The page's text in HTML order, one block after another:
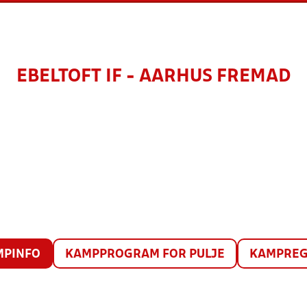
EBELTOFT IF - AARHUS FREMAD
KAMPPROGRAM FOR PULJE